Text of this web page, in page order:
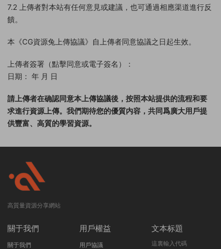
7.2 上傳者對本站有任何意見或建議，也可通過相應渠道進行反
饋。
本《CG資源兔上傳協議》自上傳者同意協議之日起生效。
上傳者簽署（點擊同意或電子簽名）：
日期： 年 月 日
請上傳者在确認同意本上傳協議後，按照本站提供的流程和要
求進行資源上傳。我們期待您的優質内容，共同爲廣大用戶提
供豐富、高質的學習資源。
高質量資源分享網站
關于我們
關于我們
用戶權益
用戶協議
文本标題
這裏輸入代碼